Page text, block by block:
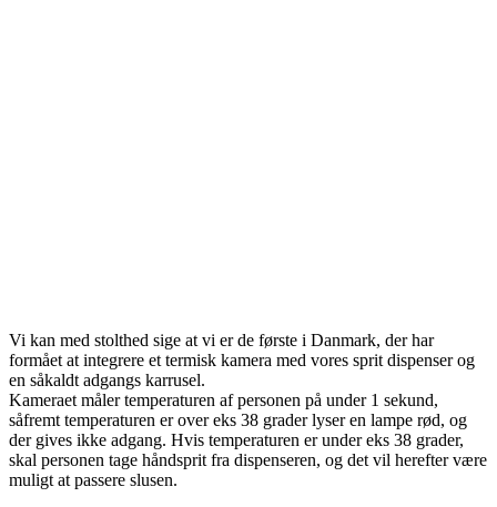
Vi kan med stolthed sige at vi er de første i Danmark, der har
formået at integrere et termisk kamera med vores sprit dispenser og
en såkaldt adgangs karrusel.
Kameraet måler temperaturen af personen på under 1 sekund,
såfremt temperaturen er over eks 38 grader lyser en lampe rød, og
der gives ikke adgang. Hvis temperaturen er under eks 38 grader,
skal personen tage håndsprit fra dispenseren, og det vil herefter være
muligt at passere slusen.